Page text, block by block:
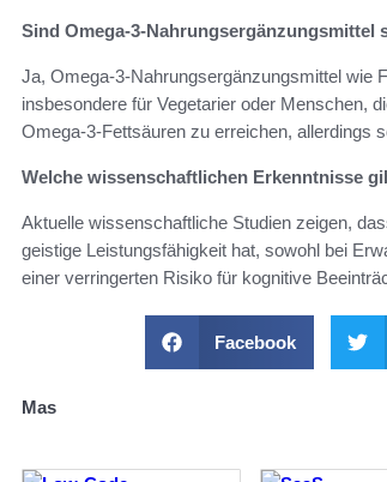
Sind Omega-3-Nahrungsergänzungsmittel
Ja, Omega-3-Nahrungsergänzungsmittel wie
insbesondere für Vegetarier oder Menschen,
Omega-3-Fettsäuren zu erreichen, allerdings
Welche wissenschaftlichen Erkenntnisse
Aktuelle wissenschaftliche Studien zeigen,
geistige Leistungsfähigkeit hat, sowohl bei
einer verringerten Risiko für kognitive
Facebook
Mas